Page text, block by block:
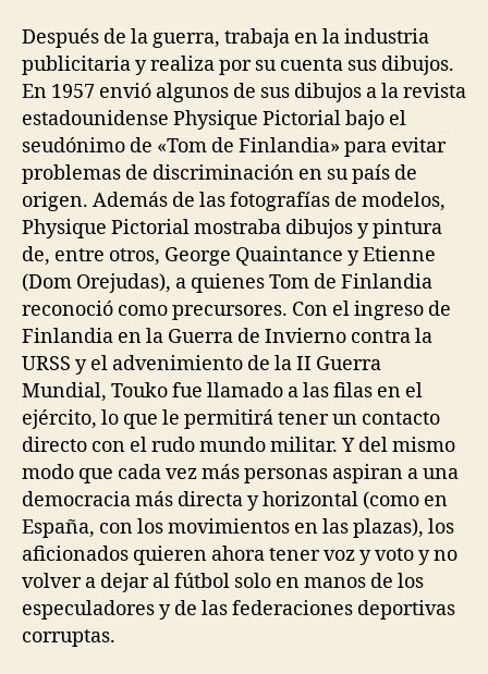
Después de la guerra, trabaja en la industria
publicitaria y realiza por su cuenta sus dibujos.
En 1957 envió algunos de sus dibujos a la revista
estadounidense Physique Pictorial bajo el
seudónimo de «Tom de Finlandia» para evitar
problemas de discriminación en su país de
origen. Además de las fotografías de modelos,
Physique Pictorial mostraba dibujos y pintura
de, entre otros, George Quaintance y Etienne
(Dom Orejudas), a quienes Tom de Finlandia
reconoció como precursores. Con el ingreso de
Finlandia en la Guerra de Invierno contra la
URSS y el advenimiento de la II Guerra
Mundial, Touko fue llamado a las filas en el
ejército, lo que le permitirá tener un contacto
directo con el rudo mundo militar. Y del mismo
modo que cada vez más personas aspiran a una
democracia más directa y horizontal (como en
España, con los movimientos en las plazas), los
aficionados quieren ahora tener voz y voto y no
volver a dejar al fútbol solo en manos de los
especuladores y de las federaciones deportivas
corruptas.